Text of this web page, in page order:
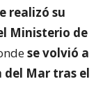
realizó su
Ministerio de
se volvió a
del Mar tras el